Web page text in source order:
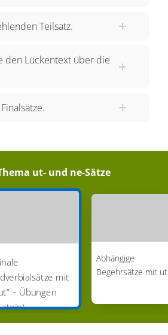
Teilsatz.
den Lückentext über die
ut- und ne-Sätze
mit
– Übungen
Abhängige
Begehrsätze mit ut